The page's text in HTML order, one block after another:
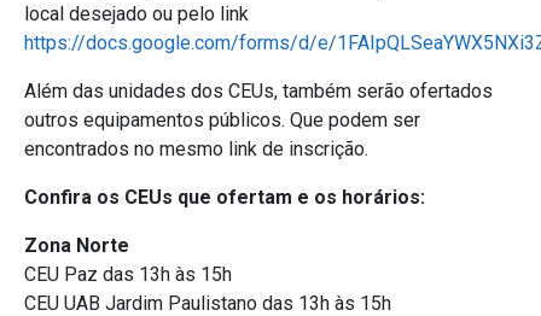
local desejado ou pelo link
https://docs.google.com/forms/d/e/
Além das unidades dos CEUs, também serão ofertados
outros equipamentos públicos. Que podem ser
encontrados no mesmo link de inscrição.
Confira os CEUs que ofertam e os horários:
Zona Norte
CEU Paz das 13h às 15h
CEU UAB Jardim Paulistano das 13h às 15h